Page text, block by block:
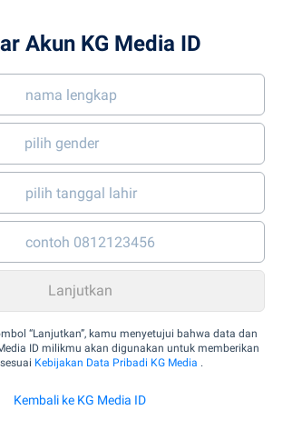
Akun KG Media ID
“Lanjutkan”, kamu menyetujui bahwa data dan
ID milikmu akan digunakan untuk memberikan
Kebijakan Data Pribadi KG Media .
Kembali ke KG Media ID